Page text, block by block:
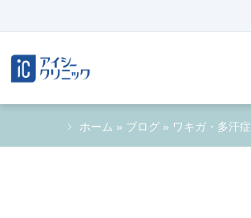
ホーム » ブログ » ワキガ・多汗症